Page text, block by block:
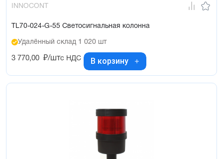
INNOCONT
TL70-024-G-55 Светосигнальная колонна
Удалённый склад 1 020 шт
3 770,00 ₽/штс НДС В корзину